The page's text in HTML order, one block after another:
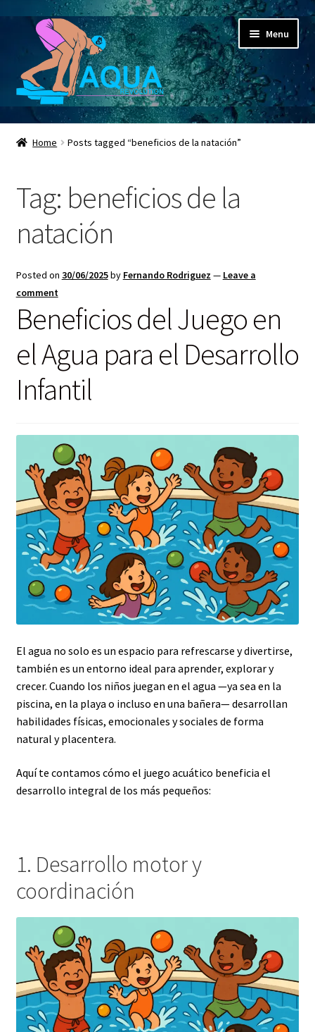
Skip
navigation
Skip
content
Menu
Aqua Revolution
Expand
Espacio Educativo
Social Media
Contactanos ahora
Home Posts tagged “beneficios de la natación”
Tag: beneficios de la
natación
Posted on 30/06/2025by Fernando Rodriguez — Leave a
comment
Beneficios del Juego en
el Agua para el Desarrollo
Infantil
El agua no solo es un espacio para refrescarse y divertirse,
también es un entorno ideal para aprender, explorar y
crecer. Cuando los niños juegan en el agua —ya sea en la
piscina, en la playa o incluso en una bañera— desarrollan
habilidades físicas, emocionales y sociales de forma
natural y placentera.
Aquí te contamos cómo el juego acuático beneficia el
desarrollo integral de los más pequeños:
1. Desarrollo motor y
coordinación